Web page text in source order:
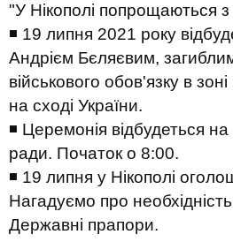
"У Нікополі попрощаються
◾️ 19 липня 2021 року
Андрієм Бєляєвим,
військового обов'язку в
на сході України.
◾️ Церемонія відбудеться на
ради. Початок о 8:00.
◾️ 19 липня у Нікополі
Нагадуємо про
Державні прапори.